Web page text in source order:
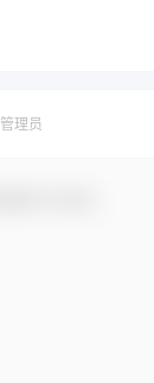
管理员